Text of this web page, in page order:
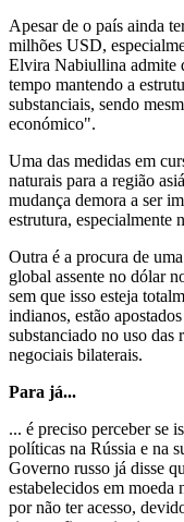
Apesar de o país ainda
milhões USD,
Elvira Nabiullina admite
tempo mantendo a
substanciais, sendo
económico".
Uma das medidas em
naturais para a região
mudança demora a ser
estrutura, especialmente
Outra é a procura de
global assente no dólar
sem que isso esteja
indianos, estão
substanciado no uso das
negociais bilaterais.
Para já...
... é preciso perceber se
políticas na Rússia e na
Governo russo já disse
estabelecidos em
por não ter acesso,